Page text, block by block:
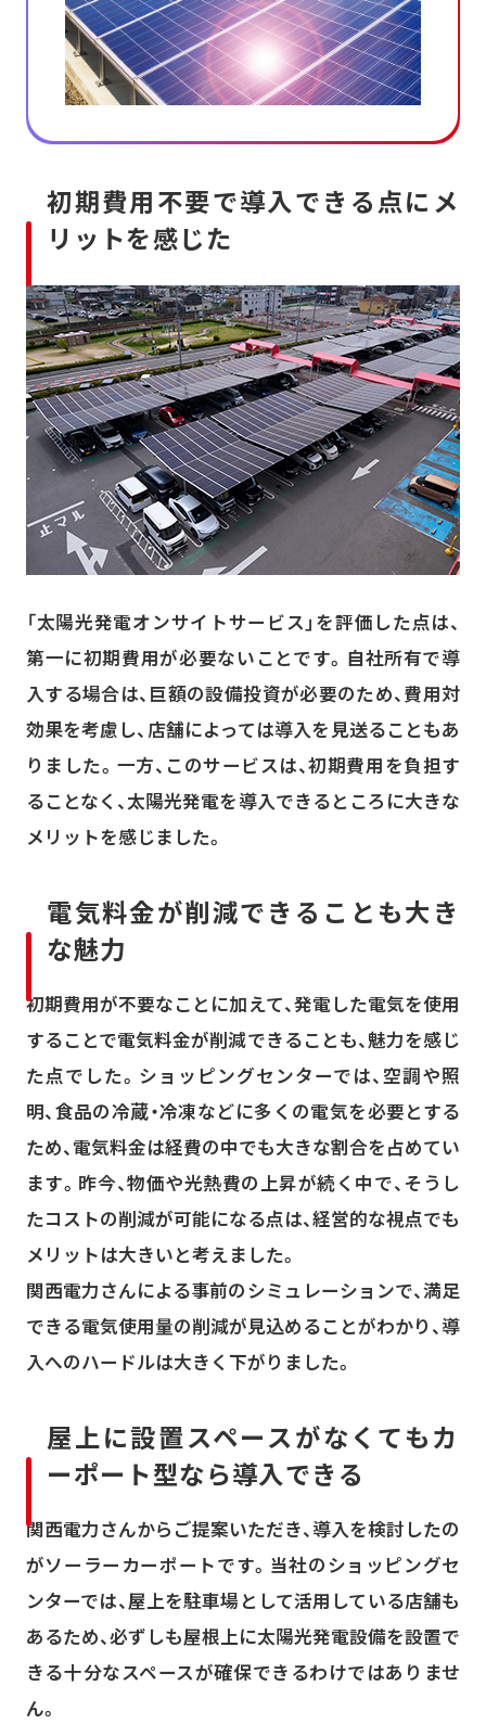
初期費用不要で導入できる点にメ
リットを感じた
「太陽光発電オンサイトサービス」を評価した点は、
第一に初期費用が必要ないことです。自社所有で導
入する場合は、巨額の設備投資が必要のため、費用対
効果を考慮し、店舗によっては導入を見送ることもあ
りました。一方、このサービスは、初期費用を負担す
ることなく、太陽光発電を導入できるところに大きな
メリットを感じました。
電気料金が削減できることも大き
な魅力
初期費用が不要なことに加えて、発電した電気を使用
することで電気料金が削減できることも、魅力を感じ
た点でした。ショッピングセンターでは、空調や照
明、食品の冷蔵・冷凍などに多くの電気を必要とする
ため、電気料金は経費の中でも大きな割合を占めてい
ます。昨今、物価や光熱費の上昇が続く中で、そうし
たコストの削減が可能になる点は、経営的な視点でも
メリットは大きいと考えました。
関西電力さんによる事前のシミュレーションで、満足
できる電気使用量の削減が見込めることがわかり、導
入へのハードルは大きく下がりました。
屋上に設置スペースがなくてもカ
ーポート型なら導入できる
関西電力さんからご提案いただき、導入を検討したの
がソーラーカーポートです。当社のショッピングセ
ンターでは、屋上を駐車場として活用している店舗も
あるため、必ずしも屋根上に太陽光発電設備を設置で
きる十分なスペースが確保できるわけではありませ
ん。